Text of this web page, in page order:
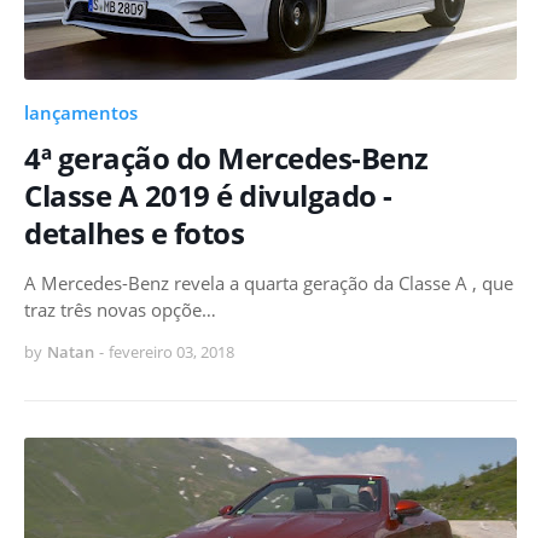
lançamentos
4ª geração do Mercedes-Benz
Classe A 2019 é divulgado -
detalhes e fotos
A Mercedes-Benz revela a quarta geração da Classe A , que
traz três novas opçõe…
by Natan - fevereiro 03, 2018